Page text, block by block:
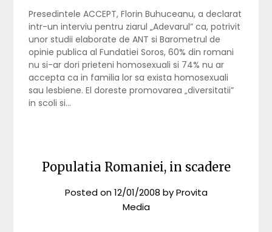
Presedintele ACCEPT, Florin Buhuceanu, a declarat
intr-un interviu pentru ziarul „Adevarul” ca, potrivit
unor studii elaborate de ANT si Barometrul de
opinie publica al Fundatiei Soros, 60% din romani
nu si-ar dori prieteni homosexuali si 74% nu ar
accepta ca in familia lor sa exista homosexuali
sau lesbiene. El doreste promovarea „diversitatii”
in scoli si…
Populatia Romaniei, in scadere
Posted on12/01/2008 byProvita
Media